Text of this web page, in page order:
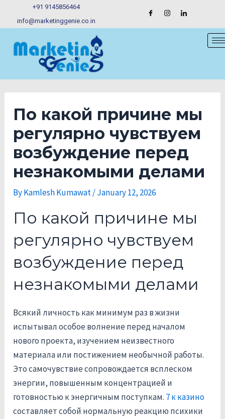
+91 9145856464
info@marketinggenie.co.in
По какой причине мы
регулярно чувствуем
возбуждение перед
незнакомыми делами
ByKamlesh Kumawat/January 12, 2026
По какой причине мы
регулярно чувствуем
возбуждение перед
незнакомыми делами
Всякий личность как минимум раз в жизни
испытывал особое волнение перед началом
нового проекта, изучением неизвестного
материала или постижением необычной работы.
Это самочувствие сопровождается всплеском
энергии, повышенным концентрацией и
готовностью к энергичным поступкам. 7 к казино
составляет собой нормальную реакцию психики
navigation